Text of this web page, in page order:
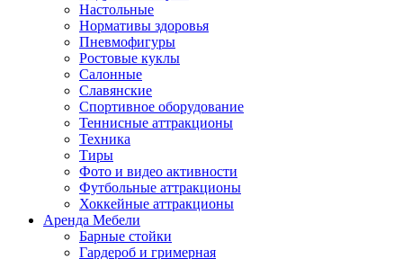
Настольные
Нормативы здоровья
Пневмофигуры
Ростовые куклы
Салонные
Славянские
Спортивное оборудование
Теннисные аттракционы
Техника
Тиры
Фото и видео активности
Футбольные аттракционы
Хоккейные аттракционы
Аренда Мебели
Барные стойки
Гардероб и гримерная